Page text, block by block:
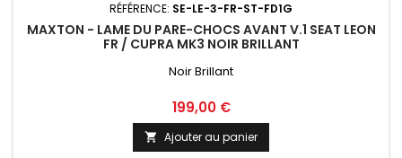
RÉFÉRENCE: SE-LE-3-FR-ST-FD1G
MAXTON - LAME DU PARE-CHOCS AVANT V.1 SEAT LEON
FR / CUPRA MK3 NOIR BRILLANT
Noir Brillant
Prix
199,00 €
 Ajouter au panier